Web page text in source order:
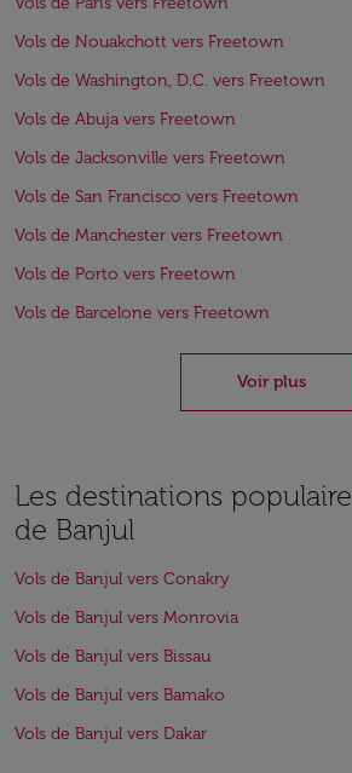
Vols de Nouakchott vers Freetown
Vols de Washington, D.C. vers Freetown
Vols de Abuja vers Freetown
Vols de Jacksonville vers Freetown
Vols de San Francisco vers Freetown
Vols de Manchester vers Freetown
Vols de Porto vers Freetown
Vols de Barcelone vers Freetown
Voir plus
Les destinations
de Banjul
Vols de Banjul vers Conakry
Vols de Banjul vers Monrovia
Vols de Banjul vers Bissau
Vols de Banjul vers Bamako
Vols de Banjul vers Dakar